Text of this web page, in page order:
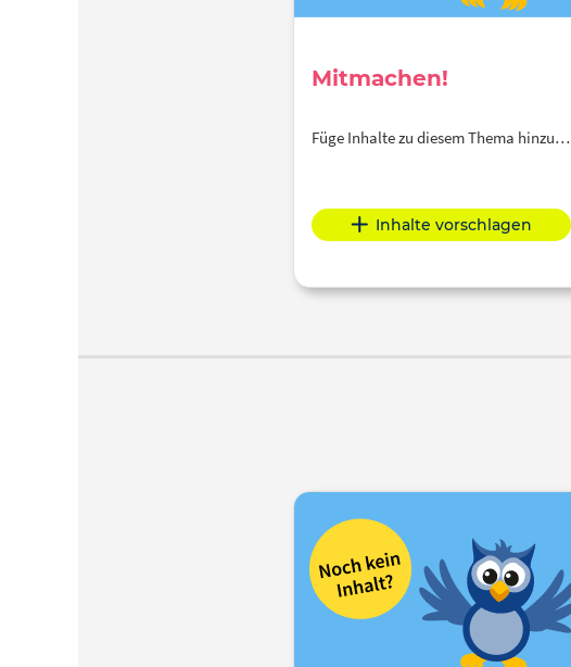
Mitmachen!
Füge Inhalte zu diesem Thema hinzu…
Inhalte vorschlagen